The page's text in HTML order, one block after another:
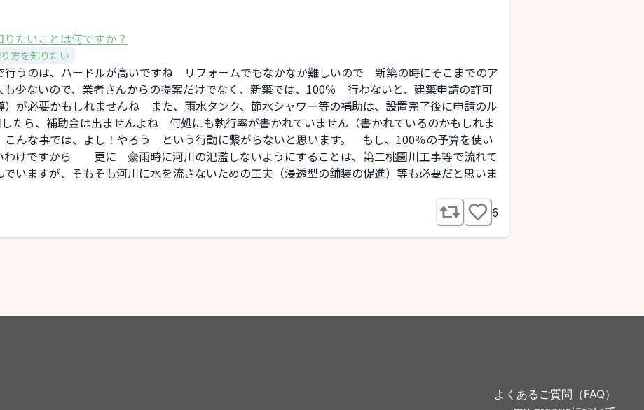
たいことは何ですか？
方を知りたい
行うのは、ハードルが高いですね リフォームでもなかなか難しいので 新築の時にそこまでのア
も少ないので、業者さんからの提案だけでなく、新築では、100％ 行わないと、建築申請の許可
）が必要かもしれませんね また、雨水タンク、節水シャワー等の補助は、設置完了後に申請のル
たら、補助金は出ませんよね 何処にも執行率が書かれていません（書かれているのかもしれま
こんな事では、よし！やろう という行動に繋がらないと思います。 もし、100％の予算を使い
わけですから 更に 豪雨時に河川の氾濫しないようにすることは、第二桃園川工事等で流れて
いますが、そもそも河川に水を流さないための工夫（浸透型の舗装の促進）等も必要だと思いま
6
よくあるご質問（FAQ）